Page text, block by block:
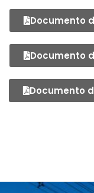
Documento
Documento
Documento